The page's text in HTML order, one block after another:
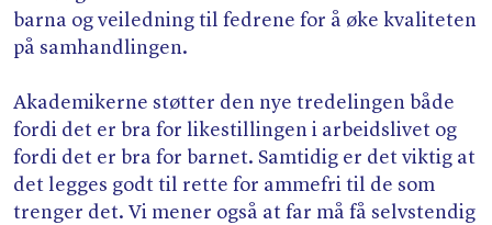
barna og veiledning til fedrene for å øke kvaliteten
på samhandlingen.
Akademikerne støtter den nye tredelingen både
fordi det er bra for likestillingen i arbeidslivet og
fordi det er bra for barnet. Samtidig er det viktig at
det legges godt til rette for ammefri til de som
trenger det. Vi mener også at far må få selvstendig